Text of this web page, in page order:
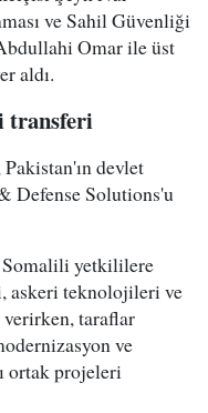
ve Sahil Güvenliği
Omar ile üst
aldı.
transferi
devlet
Defense Solutions'u
yetkililere
askeri teknolojileri ve
taraflar
ve
ortak projeleri